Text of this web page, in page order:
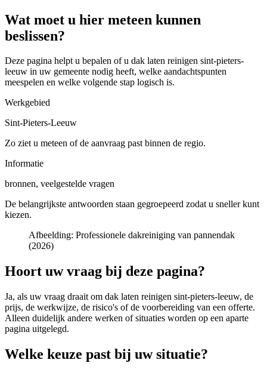
Wat moet u hier meteen kunnen
beslissen?
Deze pagina helpt u bepalen of u dak laten reinigen sint-pieters-
leeuw in uw gemeente nodig heeft, welke aandachtspunten
meespelen en welke volgende stap logisch is.
Werkgebied
Sint-Pieters-Leeuw
Zo ziet u meteen of de aanvraag past binnen de regio.
Informatie
bronnen, veelgestelde vragen
De belangrijkste antwoorden staan gegroepeerd zodat u sneller kunt
kiezen.
Afbeelding: Professionele dakreiniging van pannendak
(2026)
Hoort uw vraag bij deze pagina?
Ja, als uw vraag draait om dak laten reinigen sint-pieters-leeuw, de
prijs, de werkwijze, de risico's of de voorbereiding van een offerte.
Alleen duidelijk andere werken of situaties worden op een aparte
pagina uitgelegd.
Welke keuze past bij uw situatie?